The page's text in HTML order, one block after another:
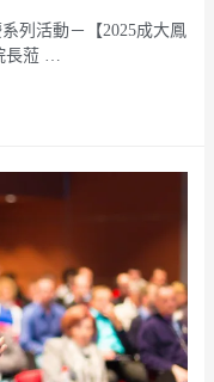
列活動－【2025成大鳳
長蒞 …